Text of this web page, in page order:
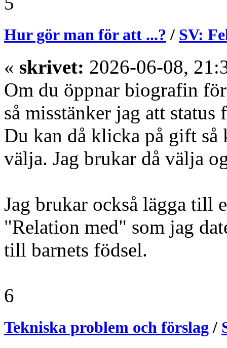
Hur gör man för att ...? / SV:
« skrivet: 2026-06-08,
Om du öppnar biografin
så misstänker jag att
Du kan då klicka på gift så
välja. Jag brukar då välja
Jag brukar också lägga till
"Relation med" som jag
till barnets födsel.
6
Tekniska problem och förslag/